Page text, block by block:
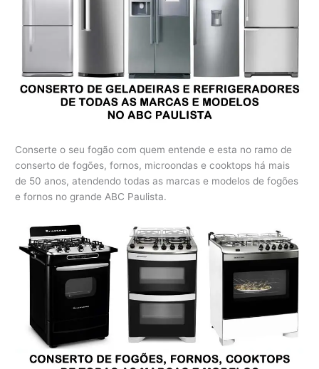
Conserte o seu fogão com quem entende e esta no ramo de
conserto de fogões, fornos, microondas e cooktops há mais
de 50 anos, atendendo todas as marcas e modelos de fogões
e fornos no grande ABC Paulista.